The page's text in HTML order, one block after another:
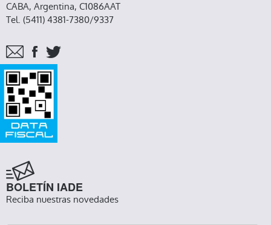
CABA, Argentina, C1086AAT
Tel. (5411) 4381-7380/9337
BOLETÍN IADE
Reciba nuestras novedades